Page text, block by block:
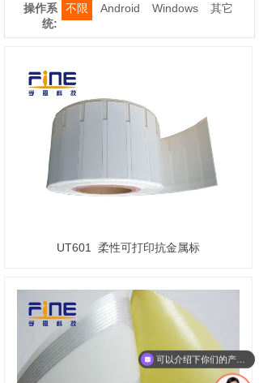
操作系
统:
不限 Android Windows 其它
UT601 柔性可打印抗金属标
可以介绍下你们的产品么？